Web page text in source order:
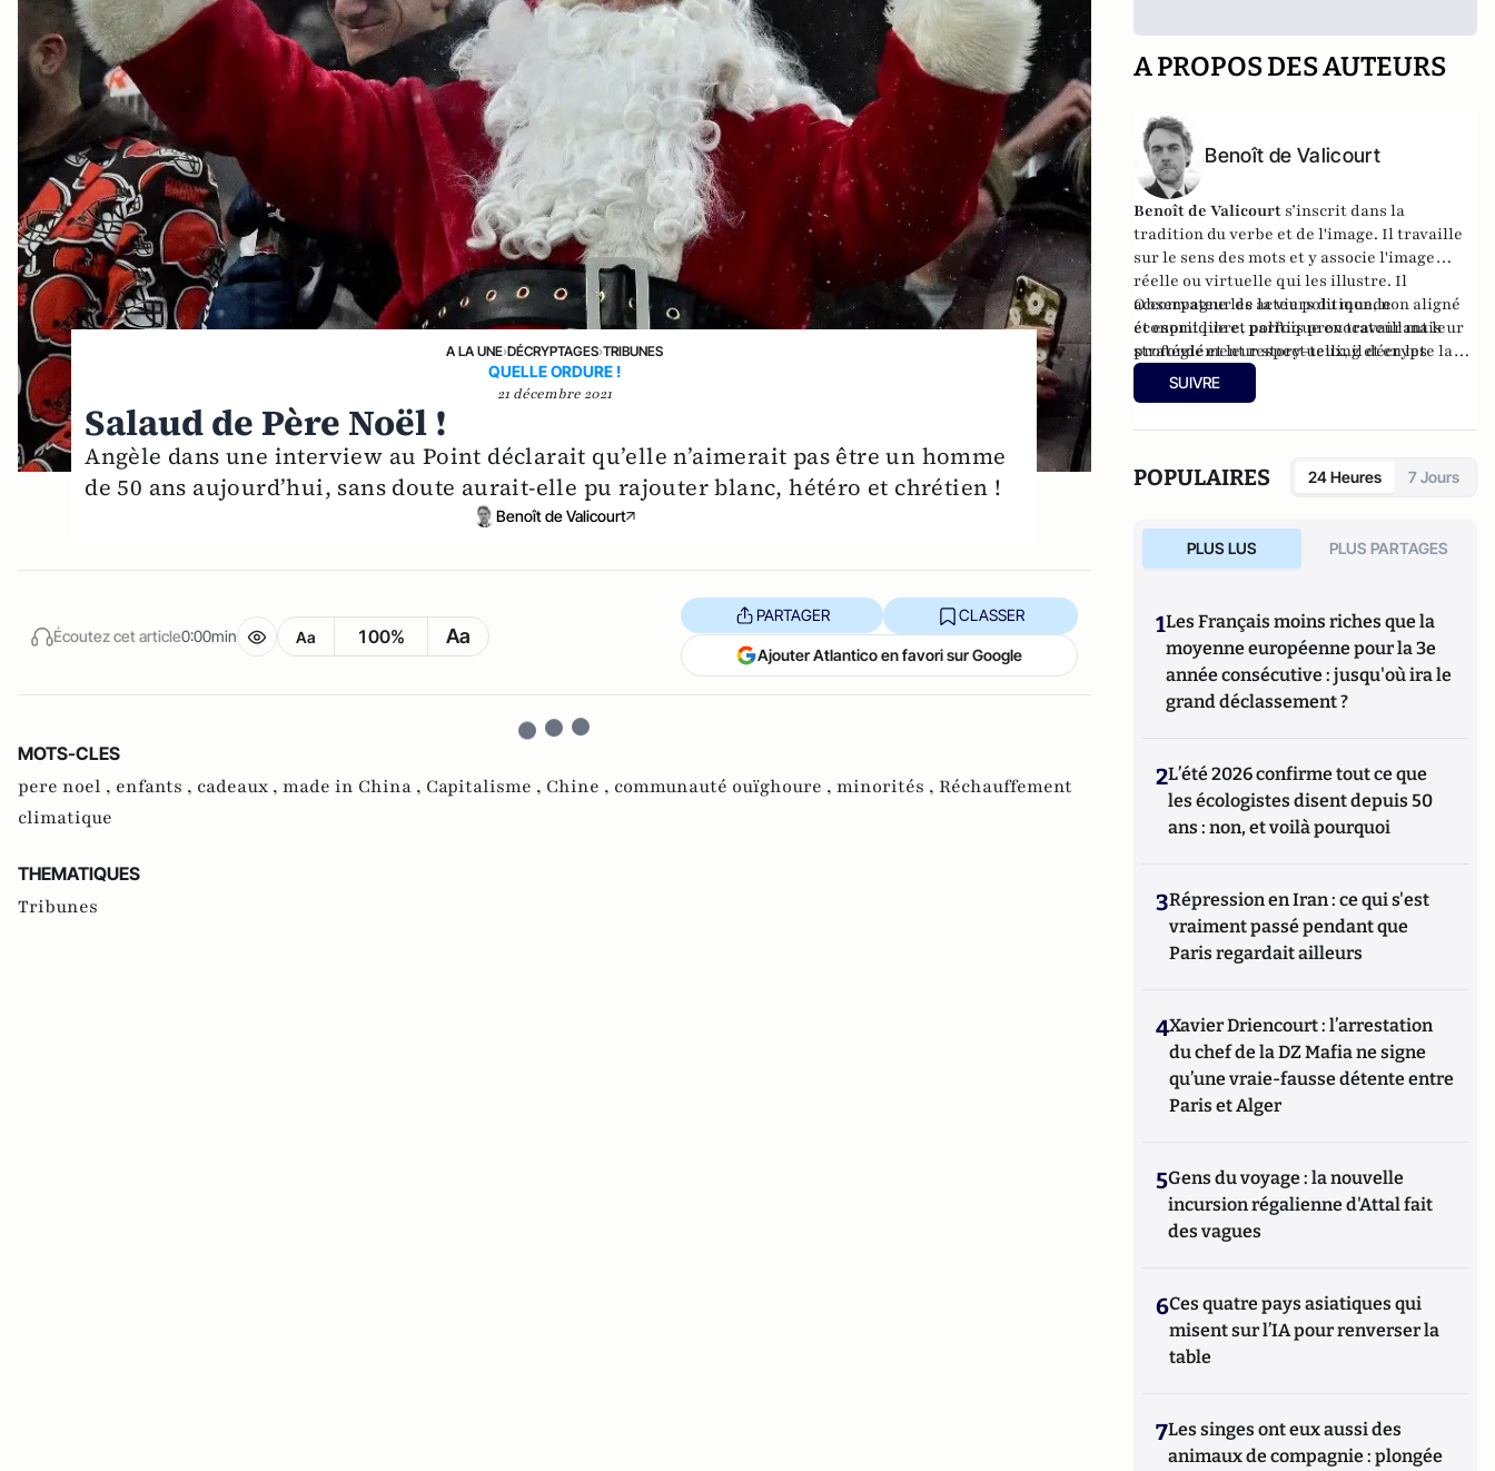
A LA UNE›DÉCRYPTAGES›TRIBUNES
QUELLE ORDURE !
21 décembre 2021
Salaud de Père Noël !
Angèle dans une interview au Point déclarait qu’elle n’aimerait pas être un homme
de 50 ans aujourd’hui, sans doute aurait-elle pu rajouter blanc, hétéro et chrétien !
Benoît de Valicourt
Écoutez cet article0:00min Aa 100% Aa
PARTAGER CLASSER
Ajouter Atlantico en favori sur Google
MOTS-CLES
pere noel , enfants , cadeaux , made in China , Capitalisme , Chine , communauté ouïghoure , minorités , Réchauffement
climatique
THEMATIQUES
Tribunes
A PROPOS DES AUTEURS
Benoît de Valicourt
Benoît de Valicourt s’inscrit dans la
tradition du verbe et de l'image. Il travaille
sur le sens des mots et y associe l'image
réelle ou virtuelle qui les illustre. Il
accompagne les acteurs du monde
économique et politique en travaillant leur
stratégie et leur story-telling et en les
invitant à engager leur probité et leurs
valeurs sur tous les territoires.
Observateur de la vie politique, non aligné
et esprit libre, parfois provocateur mais
profondément respectueux, il décrypte la
singularité de la classe politique pour
atlantico.fr et est éditorialiste à
SUIVRE
POPULAIRES 24 Heures 7 Jours
PLUS LUS PLUS PARTAGES
1Les Français moins riches que la
moyenne européenne pour la 3e
année consécutive : jusqu'où ira le
grand déclassement ?
2L’été 2026 confirme tout ce que
les écologistes disent depuis 50
ans : non, et voilà pourquoi
3Répression en Iran : ce qui s'est
vraiment passé pendant que
Paris regardait ailleurs
4Xavier Driencourt : l’arrestation
du chef de la DZ Mafia ne signe
qu’une vraie-fausse détente entre
Paris et Alger
5Gens du voyage : la nouvelle
incursion régalienne d'Attal fait
des vagues
6Ces quatre pays asiatiques qui
misent sur l’IA pour renverser la
table
7Les singes ont eux aussi des
animaux de compagnie : plongée